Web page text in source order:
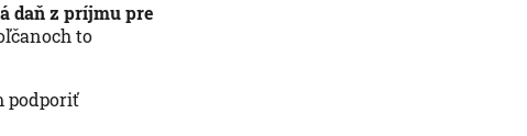
daň z príjmu pre
to
podporiť